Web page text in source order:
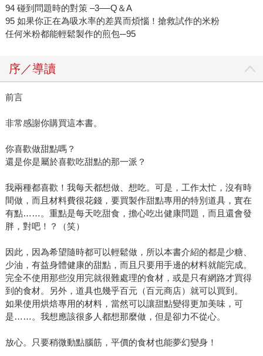
94 碰到問題時的對策 –3–─Q＆A
95 如果你正在為吸水率的差異而煩惱！搶救試作的米粉
任何米粉都能輕鬆製作的煎包─95
序／導讀
前言
非常感謝你購買這本書。
你喜歡做甜點嗎？
還是你是屬於喜歡吃甜點的那一派？
我兩種都喜歡！我每天都想做、想吃。可是，工作太忙，沒有時
間做，而且材料費很花錢，要買製作甜點專用的特別道具，實在
有點……。重點是每天吃甜食，擔心吃出健康問題，而且還會發
胖，對吧！？（笑）
因此，因為希望隨時都可以輕鬆做，所以本書介紹的都是少糖、
少油，有益身體健康的甜點，而且只要用手邊的材料就能完成。
完全不使用那些沒用完就很難處理的食材，或是只有網路才買得
到的食材。另外，道具也幾乎百元（百元商店）就可以買到。
如果使用烘焙專用的材料，當然可以讓甜點變得更加美味，可
是……。我想應該很多人都想那麼做，但是卻力不從心。
放心。只要稍微動點腦筋，平價的食材也能夢幻變身！